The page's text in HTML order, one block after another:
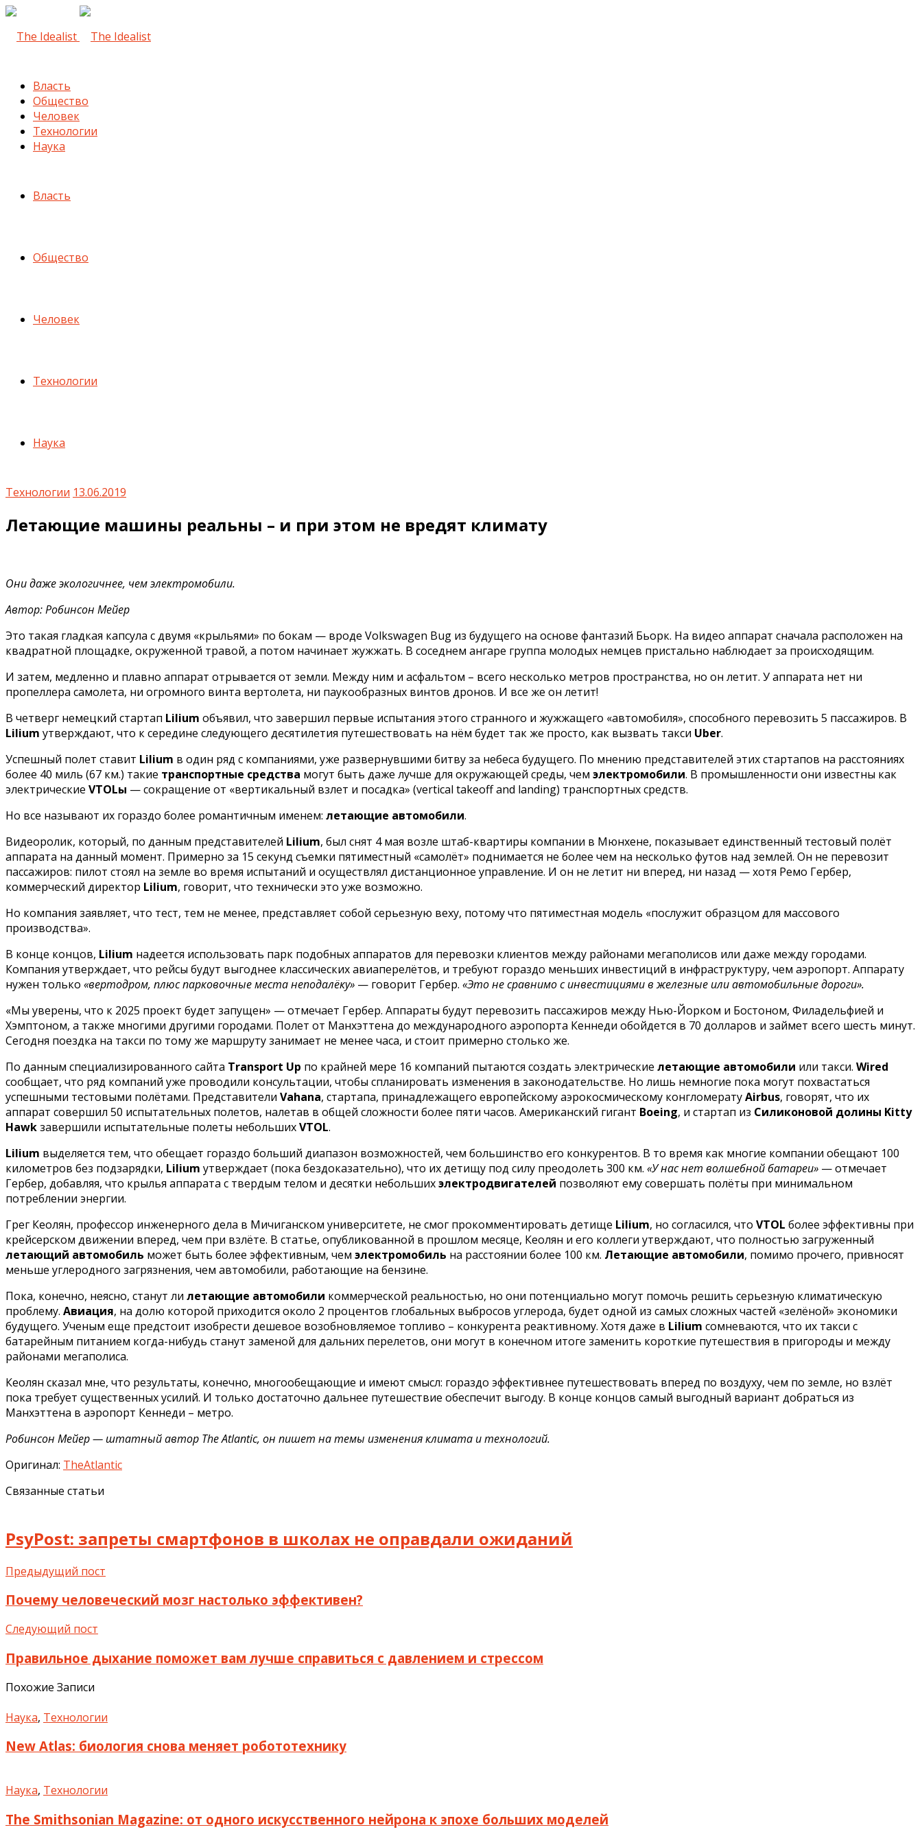
Власть
Общество
Человек
Технологии
Наука
Власть
Общество
Человек
Технологии
Наука
Технологии 13.06.2019
Летающие машины реальны – и при этом не вредят климату
Они даже экологичнее, чем электромобили.
Автор: Робинсон Мейер
Это такая гладкая капсула с двумя «крыльями» по бокам — вроде Volkswagen Bug из будущего на основе фантазий Бьорк. На видео аппарат сначала расположен на
квадратной площадке, окруженной травой, а потом начинает жужжать. В соседнем ангаре группа молодых немцев пристально наблюдает за происходящим.
И затем, медленно и плавно аппарат отрывается от земли. Между ним и асфальтом – всего несколько метров пространства, но он летит. У аппарата нет ни
пропеллера самолета, ни огромного винта вертолета, ни паукообразных винтов дронов. И все же он летит!
В четверг немецкий стартап Lilium объявил, что завершил первые испытания этого странного и жужжащего «автомобиля», способного перевозить 5 пассажиров. В
Lilium утверждают, что к середине следующего десятилетия путешествовать на нём будет так же просто, как вызвать такси Uber.
Успешный полет ставит Lilium в один ряд с компаниями, уже развернувшими битву за небеса будущего. По мнению представителей этих стартапов на расстояниях
более 40 миль (67 км.) такие транспортные средства могут быть даже лучше для окружающей среды, чем электромобили. В промышленности они известны как
электрические VTOLы — сокращение от «вертикальный взлет и посадка» (vertical takeoff and landing) транспортных средств.
Но все называют их гораздо более романтичным именем: летающие автомобили.
Видеоролик, который, по данным представителей Lilium, был снят 4 мая возле штаб-квартиры компании в Мюнхене, показывает единственный тестовый полёт
аппарата на данный момент. Примерно за 15 секунд съемки пятиместный «самолёт» поднимается не более чем на несколько футов над землей. Он не перевозит
пассажиров: пилот стоял на земле во время испытаний и осуществлял дистанционное управление. И он не летит ни вперед, ни назад — хотя Ремо Гербер,
коммерческий директор Lilium, говорит, что технически это уже возможно.
Но компания заявляет, что тест, тем не менее, представляет собой серьезную веху, потому что пятиместная модель «послужит образцом для массового
производства».
В конце концов, Lilium надеется использовать парк подобных аппаратов для перевозки клиентов между районами мегаполисов или даже между городами.
Компания утверждает, что рейсы будут выгоднее классических авиаперелётов, и требуют гораздо меньших инвестиций в инфраструктуру, чем аэропорт. Аппарату
нужен только «вертодром, плюс парковочные места неподалёку» — говорит Гербер. «Это не сравнимо с инвестициями в железные или автомобильные дороги».
«Мы уверены, что к 2025 проект будет запущен» — отмечает Гербер. Аппараты будут перевозить пассажиров между Нью-Йорком и Бостоном, Филадельфией и
Хэмптоном, а также многими другими городами. Полет от Манхэттена до международного аэропорта Кеннеди обойдется в 70 долларов и займет всего шесть минут.
Сегодня поездка на такси по тому же маршруту занимает не менее часа, и стоит примерно столько же.
По данным специализированного сайта Transport Up по крайней мере 16 компаний пытаются создать электрические летающие автомобили или такси. Wired
сообщает, что ряд компаний уже проводили консультации, чтобы спланировать изменения в законодательстве. Но лишь немногие пока могут похвастаться
успешными тестовыми полётами. Представители Vahana, стартапа, принадлежащего европейскому аэрокосмическому конгломератуAirbus, говорят, что их
аппарат совершил 50 испытательных полетов, налетав в общей сложности более пяти часов. Американский гигант Boeing, и стартап из Силиконовой долины Kitty
Hawkзавершили испытательные полеты небольшихVTOL.
Lilium выделяется тем, что обещает гораздо больший диапазон возможностей, чем большинство его конкурентов. В то время как многие компании обещают 100
километров без подзарядки, Lilium утверждает (пока бездоказательно), что их детищу под силу преодолеть 300 км. «У нас нет волшебной батареи» — отмечает
Гербер, добавляя, что крылья аппарата с твердым телом и десятки небольшихэлектродвигателей позволяют ему совершать полёты при минимальном
потреблении энергии.
Грег Кеолян, профессор инженерного дела в Мичиганском университете, не смог прокомментировать детище Lilium, но согласился, что VTOL более эффективны при
крейсерском движении вперед, чем при взлёте. В статье, опубликованной в прошлом месяце, Кеолян и его коллеги утверждают, что полностью загруженный
летающий автомобиль может быть более эффективным, чем электромобиль на расстоянии более 100 км. Летающие автомобили, помимо прочего, привносят
меньше углеродного загрязнения, чем автомобили, работающие на бензине.
Пока, конечно, неясно, станут ли летающие автомобили коммерческой реальностью, но они потенциально могут помочь решить серьезную климатическую
проблему. Авиация, на долю которой приходится около 2 процентов глобальных выбросов углерода, будет одной из самых сложных частей «зелёной» экономики
будущего. Ученым еще предстоит изобрести дешевое возобновляемое топливо – конкурента реактивному. Хотя даже в Lilium сомневаются, что их такси с
батарейным питанием когда-нибудь станут заменой для дальних перелетов, они могут в конечном итоге заменить короткие путешествия в пригороды и между
районами мегаполиса.
Кеолян сказал мне, что результаты, конечно, многообещающие и имеют смысл: гораздо эффективнее путешествовать вперед по воздуху, чем по земле, но взлёт
пока требует существенных усилий. И только достаточно дальнее путешествие обеспечит выгоду. В конце концов самый выгодный вариант добраться из
Манхэттена в аэропорт Кеннеди – метро.
Робинсон Мейер — штатный автор The Atlantic, он пишет на темы изменения климата и технологий.
Оригинал: TheAtlantic
Связанные статьи
PsyPost: запреты смартфонов в школах не оправдали ожиданий
Предыдущий пост
Почему человеческий мозг настолько эффективен?
Следующий пост
Правильное дыхание поможет вам лучше справиться с давлением и стрессом
Похожие Записи
Наука, Технологии
New Atlas: биология снова меняет робототехнику
Наука, Технологии
The Smithsonian Magazine: от одного искусственного нейрона к эпохе больших моделей